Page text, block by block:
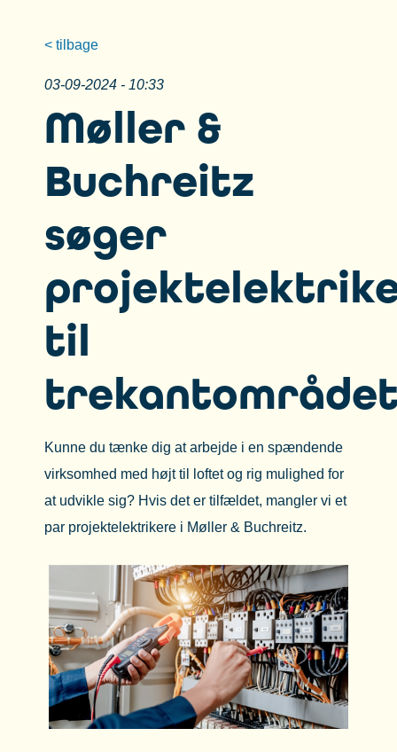
< tilbage
03-09-2024 - 10:33
Møller &
Buchreitz
søger
til
Kunne du tænke dig at arbejde i en spændende
virksomhed med højt til loftet og rig mulighed for
at udvikle sig? Hvis det er tilfældet, mangler vi et
par projektelektrikere i Møller & Buchreitz.